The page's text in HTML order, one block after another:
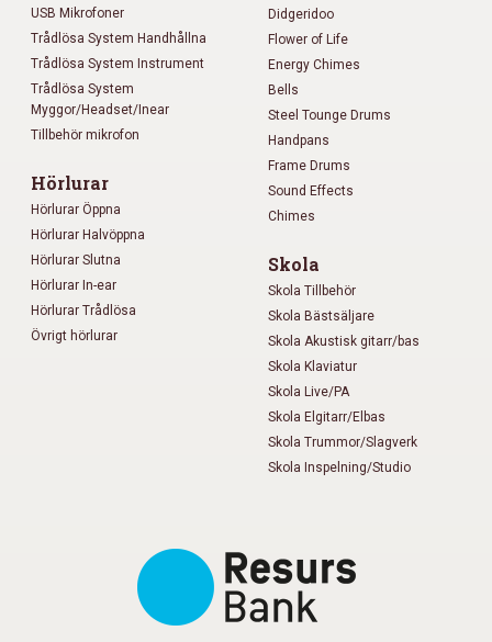
USB Mikrofoner
Trådlösa System Handhållna
Trådlösa System Instrument
Trådlösa System
Myggor/Headset/Inear
Tillbehör mikrofon
Hörlurar
Hörlurar Öppna
Hörlurar Halvöppna
Hörlurar Slutna
Hörlurar In-ear
Hörlurar Trådlösa
Övrigt hörlurar
Didgeridoo
Flower of Life
Energy Chimes
Bells
Steel Tounge Drums
Handpans
Frame Drums
Sound Effects
Chimes
Skola
Skola Tillbehör
Skola Bästsäljare
Skola Akustisk gitarr/bas
Skola Klaviatur
Skola Live/PA
Skola Elgitarr/Elbas
Skola Trummor/Slagverk
Skola Inspelning/Studio